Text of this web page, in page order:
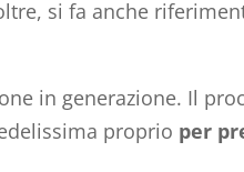
si fa anche
in generazione. Il
proprio per